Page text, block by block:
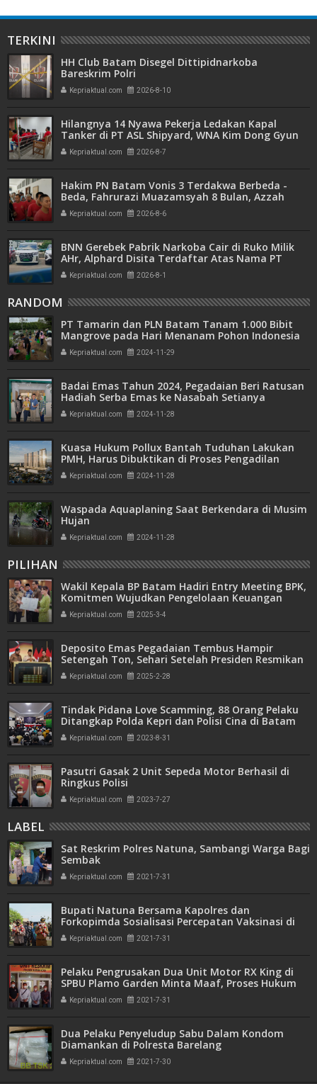
TERKINI
HH Club Batam Disegel Dittipidnarkoba
Bareskrim Polri
Kepriaktual.com 2026-8-10
Hilangnya 14 Nyawa Pekerja Ledakan Kapal
Tanker di PT ASL Shipyard, WNA Kim Dong Gyun
Hanya Dituntut 1 Tahun 6 Bulan
Kepriaktual.com 2026-8-7
Hakim PN Batam Vonis 3 Terdakwa Berbeda -
Beda, Fahrurazi Muazamsyah 8 Bulan, Azzah
Azzurah dan Risma Divonis 2 Tahun 6 Bulan
Kepriaktual.com 2026-8-6
BNN Gerebek Pabrik Narkoba Cair di Ruko Milik
AHr, Alphard Disita Terdaftar Atas Nama PT
Mitra Usaha Properti
Kepriaktual.com 2026-8-1
RANDOM
PT Tamarin dan PLN Batam Tanam 1.000 Bibit
Mangrove pada Hari Menanam Pohon Indonesia
Kepriaktual.com 2024-11-29
Badai Emas Tahun 2024, Pegadaian Beri Ratusan
Hadiah Serba Emas ke Nasabah Setianya
Kepriaktual.com 2024-11-28
Kuasa Hukum Pollux Bantah Tuduhan Lakukan
PMH, Harus Dibuktikan di Proses Pengadilan
Kepriaktual.com 2024-11-28
Waspada Aquaplaning Saat Berkendara di Musim
Hujan
Kepriaktual.com 2024-11-28
PILIHAN
Wakil Kepala BP Batam Hadiri Entry Meeting BPK,
Komitmen Wujudkan Pengelolaan Keuangan
Transparan dan Akuntabel
Kepriaktual.com 2025-3-4
Deposito Emas Pegadaian Tembus Hampir
Setengah Ton, Sehari Setelah Presiden Resmikan
Bank Emas
Kepriaktual.com 2025-2-28
Tindak Pidana Love Scamming, 88 Orang Pelaku
Ditangkap Polda Kepri dan Polisi Cina di Batam
Kepriaktual.com 2023-8-31
Pasutri Gasak 2 Unit Sepeda Motor Berhasil di
Ringkus Polisi
Kepriaktual.com 2023-7-27
LABEL
Sat Reskrim Polres Natuna, Sambangi Warga Bagi
Sembak
Kepriaktual.com 2021-7-31
Bupati Natuna Bersama Kapolres dan
Forkopimda Sosialisasi Percepatan Vaksinasi di
Bunguran Utara
Kepriaktual.com 2021-7-31
Pelaku Pengrusakan Dua Unit Motor RX King di
SPBU Plamo Garden Minta Maaf, Proses Hukum
Tetap Jalan
Kepriaktual.com 2021-7-31
Dua Pelaku Penyeludup Sabu Dalam Kondom
Diamankan di Polresta Barelang
Kepriaktual.com 2021-7-30